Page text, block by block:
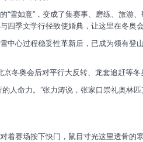
“雪如意”，变成了集赛事、磨练、旅游
四季文学行径致使婚典，让这里在冬奥
中心过程稳妥性革新后，已成为领有
京冬奥会后对平行大反转、龙套追赶等
人命力。”张力涛说，张家口崇礼奥林
着赛场按下快门，鼠目寸光这里透骨的